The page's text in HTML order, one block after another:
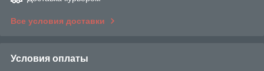
Все условия доставки
Условия оплаты